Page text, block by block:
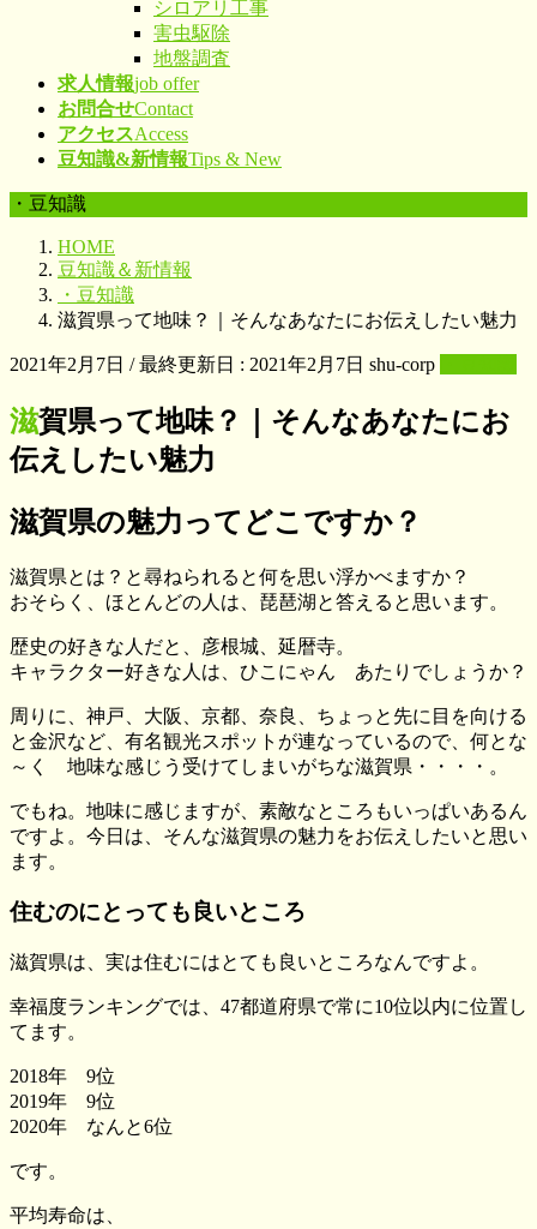
シロアリ工事
害虫駆除
地盤調査
求人情報job offer
お問合せContact
アクセスAccess
豆知識&新情報Tips & New
・豆知識
HOME
豆知識＆新情報
・豆知識
滋賀県って地味？｜そんなあなたにお伝えしたい魅力
2021年2月7日 / 最終更新日 : 2021年2月7日 shu-corp
滋賀県って地味？｜そんなあなたにお
伝えしたい魅力
滋賀県の魅力ってどこですか？
滋賀県とは？と尋ねられると何を思い浮かべますか？
おそらく、ほとんどの人は、琵琶湖と答えると思います。
歴史の好きな人だと、彦根城、延暦寺。
キャラクター好きな人は、ひこにゃん あたりでしょうか？
周りに、神戸、大阪、京都、奈良、ちょっと先に目を向ける
と金沢など、有名観光スポットが連なっているので、何とな
～く 地味な感じう受けてしまいがちな滋賀県・・・・。
でもね。地味に感じますが、素敵なところもいっぱいあるん
ですよ。今日は、そんな滋賀県の魅力をお伝えしたいと思い
ます。
住むのにとっても良いところ
滋賀県は、実は住むにはとても良いところなんですよ。
幸福度ランキングでは、47都道府県で常に10位以内に位置し
てます。
2018年 9位
2019年 9位
2020年 なんと6位
です。
平均寿命は、